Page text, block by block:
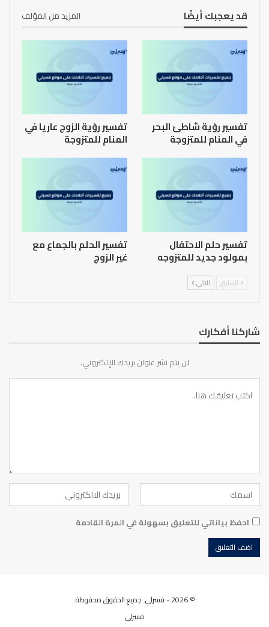
قد يعجبك أيضًا المزيد من المؤلف
تفسير رؤية شاطئ البحر
في المنام للمتزوجة
تفسير رؤية الزوج عاريا في
المنام للمتزوجة
تفسير حلم الاحتفال
بمولود جديد للمتزوجه
تفسير الحلم بالجماع مع
غير الزوج
السابق التالي
شاركنا أفكارك
لن يتم نشر عنوان بريدك الإلكتروني.
احفظ بياناتي للتعليق بسهولة في المرة القادمة
© 2026 - فسرلي. جميع الحقوق محفوظة.
فسرلي